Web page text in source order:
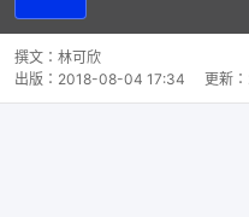
撰文： 林可欣
出版： 2018-08-04 17:34 更新：